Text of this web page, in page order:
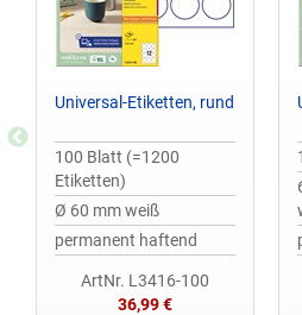
Universal-Etiketten, rund
100 Blatt (=1200
Etiketten)
Ø 60 mm weiß
permanent haftend
ArtNr. L3416-100
36,99 €